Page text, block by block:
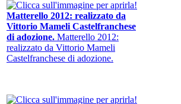
Matterello 2012: realizzato da
Vittorio Mameli Castelfranchese
di adozione. Matterello 2012:
realizzato da Vittorio Mameli
Castelfranchese di adozione.